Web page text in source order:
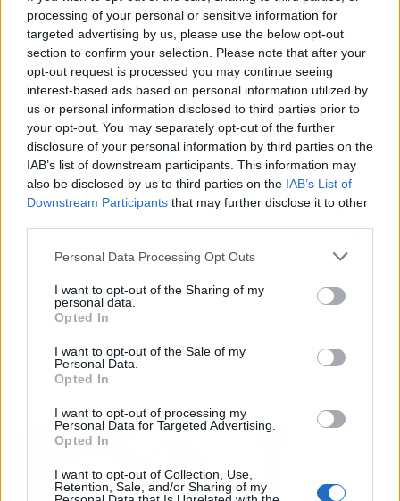
processing of your personal or sensitive information for
targeted advertising by us, please use the below opt-out
section to confirm your selection. Please note that after your
opt-out request is processed you may continue seeing
interest-based ads based on personal information utilized by
us or personal information disclosed to third parties prior to
your opt-out. You may separately opt-out of the further
disclosure of your personal information by third parties on the
IAB’s list of downstream participants. This information may
also be disclosed by us to third parties on the IAB’s List of
Downstream Participants that may further disclose it to other
Personal Data Processing Opt Outs
I want to opt-out of the Sharing of my
personal data.
Opted In
I want to opt-out of the Sale of my
Personal Data.
Opted In
I want to opt-out of processing my
Personal Data for Targeted Advertising.
Opted In
I want to opt-out of Collection, Use,
Retention, Sale, and/or Sharing of my
A veces, la discriminación implica tratar a las
personas de manera diferente de una manera
obvia, por ejemplo, un conductor de autobús o
taxi puede negarse a llevar a un pasajero
debido a su origen racial o color de piel. Esto se
denomina "discriminación directa".
A veces, la discriminación proviene de una
regla o política que es la misma para todos,
pero tiene un efecto injusto en personas de
Por ejemplo, si un club deportivo tiene una
regla que establece que no se permiten
sombreros en el campo, esto podría afectar
injustamente a personas de algunos orígenes
raciales o étnicos. Esto se llama